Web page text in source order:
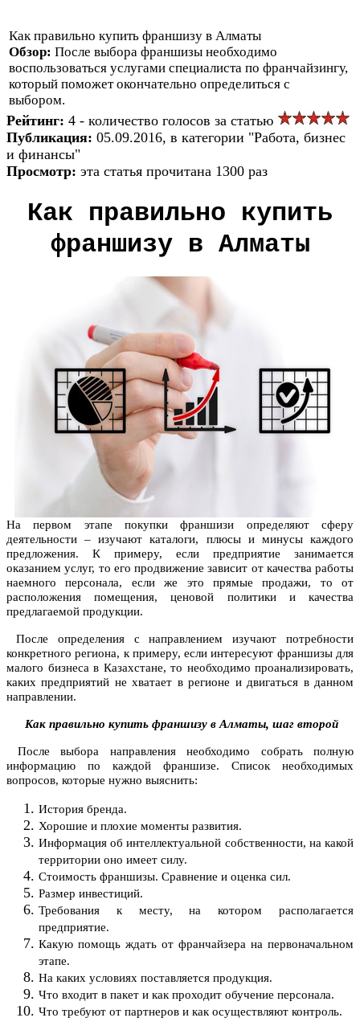
Как правильно купить франшизу в Алматы
Обзор: После выбора франшизы необходимо
воспользоваться услугами специалиста по франчайзингу,
который поможет окончательно определиться с
выбором.
Рейтинг: 4 - количество голосов за статью
Публикация: 05.09.2016, в категории "Работа, бизнес
и финансы"
Просмотр: эта статья прочитана 1300 раз
Как правильно купить
франшизу в Алматы
На первом этапе покупки франшизи определяют сферу
деятельности – изучают каталоги, плюсы и минусы каждого
предложения. К примеру, если предприятие занимается
оказанием услуг, то его продвижение зависит от качества работы
наемного персонала, если же это прямые продажи, то от
расположения помещения, ценовой политики и качества
предлагаемой продукции.
После определения с направлением изучают потребности
конкретного региона, к примеру, если интересуют франшизы для
малого бизнеса в Казахстане, то необходимо проанализировать,
каких предприятий не хватает в регионе и двигаться в данном
направлении.
Как правильно купить франшизу в Алматы, шаг второй
После выбора направления необходимо собрать полную
информацию по каждой франшизе. Список необходимых
вопросов, которые нужно выяснить:
История бренда.
Хорошие и плохие моменты развития.
Информация об интеллектуальной собственности, на какой
территории оно имеет силу.
Стоимость франшизы. Сравнение и оценка сил.
Размер инвестиций.
Требования к месту, на котором располагается
предприятие.
Какую помощь ждать от франчайзера на первоначальном
этапе.
На каких условиях поставляется продукция.
Что входит в пакет и как проходит обучение персонала.
Что требуют от партнеров и как осуществляют контроль.